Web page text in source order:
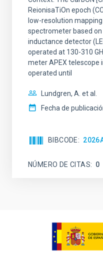
ReionisaTiOn epoch
low-resolution
spectrometer based
inductance detector
operated at 130-310
meter APEX telescope
operated until
Lundgren, A. et al.
Fecha de
BIBCODE
NÚMERO DE CITAS 0